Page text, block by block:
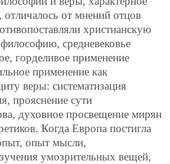
отличалось от мнений отцов
христианскую
средневековье
горделивое применение
применение как
веры: систематизация
прояснение сути
духовное просвещение мирян
Когда Европа постигла
опыт мысли,
умозрительных вещей,